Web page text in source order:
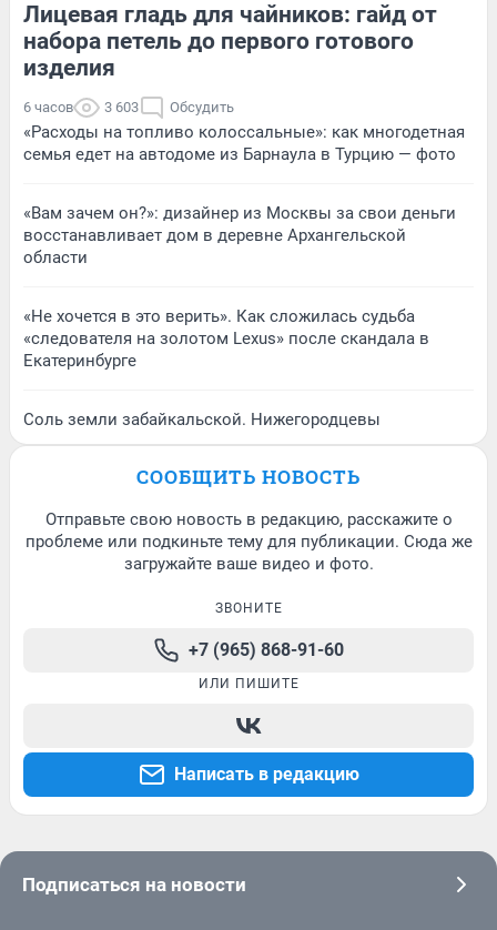
Лицевая гладь для чайников: гайд от
набора петель до первого готового
изделия
6 часов 3 603 Обсудить
«Расходы на топливо колоссальные»: как многодетная
семья едет на автодоме из Барнаула в Турцию — фото
«Вам зачем он?»: дизайнер из Москвы за свои деньги
восстанавливает дом в деревне Архангельской
области
«Не хочется в это верить». Как сложилась судьба
«следователя на золотом Lexus» после скандала в
Екатеринбурге
Соль земли забайкальской. Нижегородцевы
СООБЩИТЬ НОВОСТЬ
Отправьте свою новость в редакцию, расскажите о
проблеме или подкиньте тему для публикации. Сюда же
загружайте ваше видео и фото.
ЗВОНИТЕ
+7 (965) 868-91-60
ИЛИ ПИШИТЕ
Написать в редакцию
Подписаться на новости